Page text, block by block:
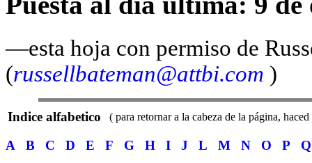
—esta hoja con permiso de
(russellbateman@attbi.com )
Indice alfabetico ( para retornar a la cabeza de la página,
A B C D E F G H I J L M N O P Q